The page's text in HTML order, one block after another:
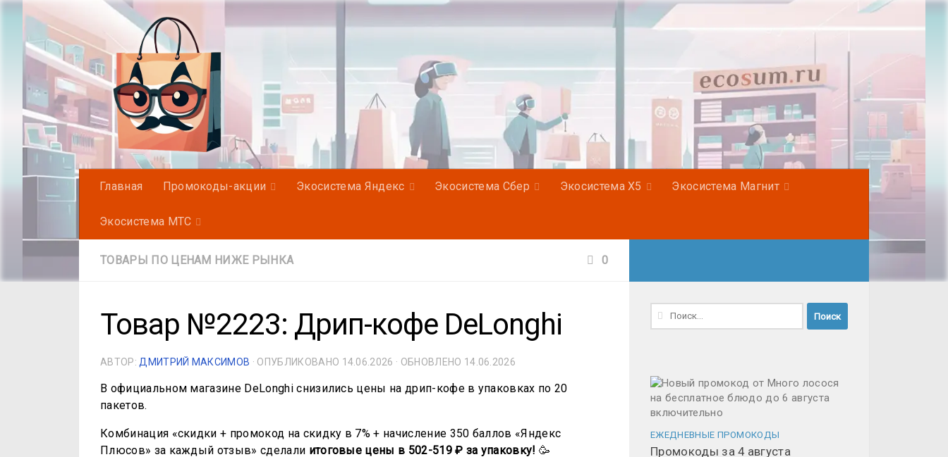
Под записью
Главная Промокоды-акции Экосистема Яндекс Экосистема Сбер Экосистема Х5 Экосистема Магнит
Экосистема МТС
ТОВАРЫ ПО ЦЕНАМ НИЖЕ РЫНКА 0
Товар №2223: Дрип-кофе DeLonghi
АВТОР: ДМИТРИЙ МАКСИМОВ · ОПУБЛИКОВАНО 14.06.2026 · ОБНОВЛЕНО 14.06.2026
В официальном магазине DeLonghi снизились цены на дрип-кофе в упаковках по 20
пакетов.
Комбинация «скидки + промокод на скидку в 7% + начисление 350 баллов «Яндекс
Плюсов» за каждый отзыв» сделали итоговые цены в 502-519 ₽ за упаковку! 🥳
Найти:
ЕЖЕДНЕВНЫЕ ПРОМОКОДЫ
Промокоды за 4 августа